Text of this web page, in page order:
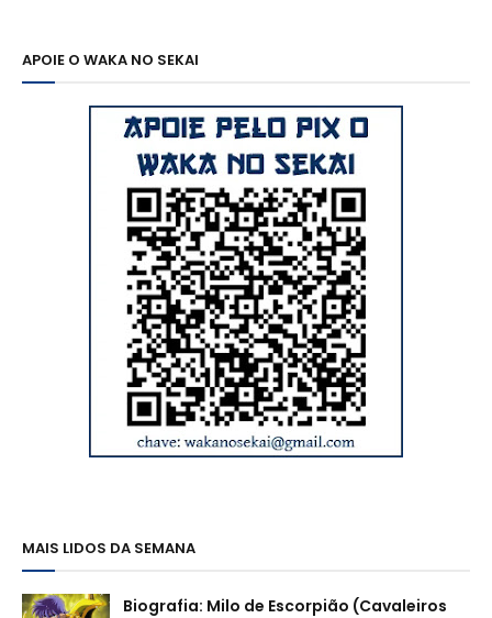
APOIE O WAKA NO SEKAI
MAIS LIDOS DA SEMANA
Biografia: Milo de Escorpião (Cavaleiros